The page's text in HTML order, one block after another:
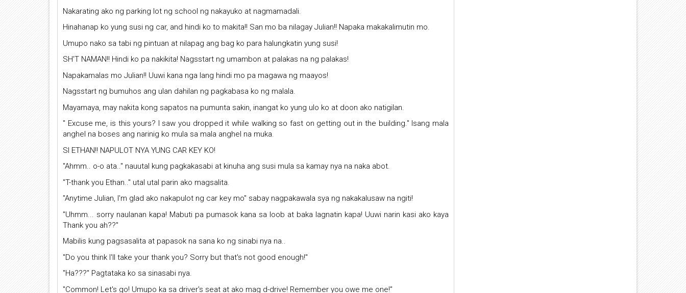
Nakarating ako ng parking lot ng school ng nakayuko at nagmamadali.
Hinahanap ko yung susi ng car, and hindi ko to makita!! San mo ba nilagay Julian!! Napaka makakalimutin mo.
Umupo nako sa tabi ng pintuan at nilapag ang bag ko para halungkatin yung susi!
SH'T NAMAN!! Hindi ko pa nakikita! Nagsstart ng umambon at palakas na ng palakas!
Napakamalas mo Julian!! Uuwi kana nga lang hindi mo pa magawa ng maayos!
Nagsstart ng bumuhos ang ulan dahilan ng pagkabasa ko ng malala.
Mayamaya, may nakita kong sapatos na pumunta sakin, inangat ko yung ulo ko at doon ako natigilan.
" Excuse me, is this yours? I saw you dropped it while walking so fast on getting out in the building." Isang mala
anghel na boses ang narinig ko mula sa mala anghel na muka.
SI ETHAN!! NAPULOT NYA YUNG CAR KEY KO!
"Ahmm.. o-o ata.." nauutal kung pagkakasabi at kinuha ang susi mula sa kamay nya na naka abot.
"T-thank you Ethan.." utal utal parin ako magsalita.
"Anytime Julian, I'm glad ako nakapulot ng car key mo" sabay nagpakawala sya ng nakakalusaw na ngiti!
"Uhmm... sorry naulanan kapa! Mabuti pa pumasok kana sa loob at baka lagnatin kapa! Uuwi narin kasi ako kaya
Thank you ah??"
Mabilis kung pagsasalita at papasok na sana ko ng sinabi nya na..
"Do you think I'll take your thank you? Sorry but that's not good enough!"
"Ha???" Pagtataka ko sa sinasabi nya.
"Common! Let's go! Umupo ka sa driver's seat at ako mag d-drive! Remember you owe me one!"